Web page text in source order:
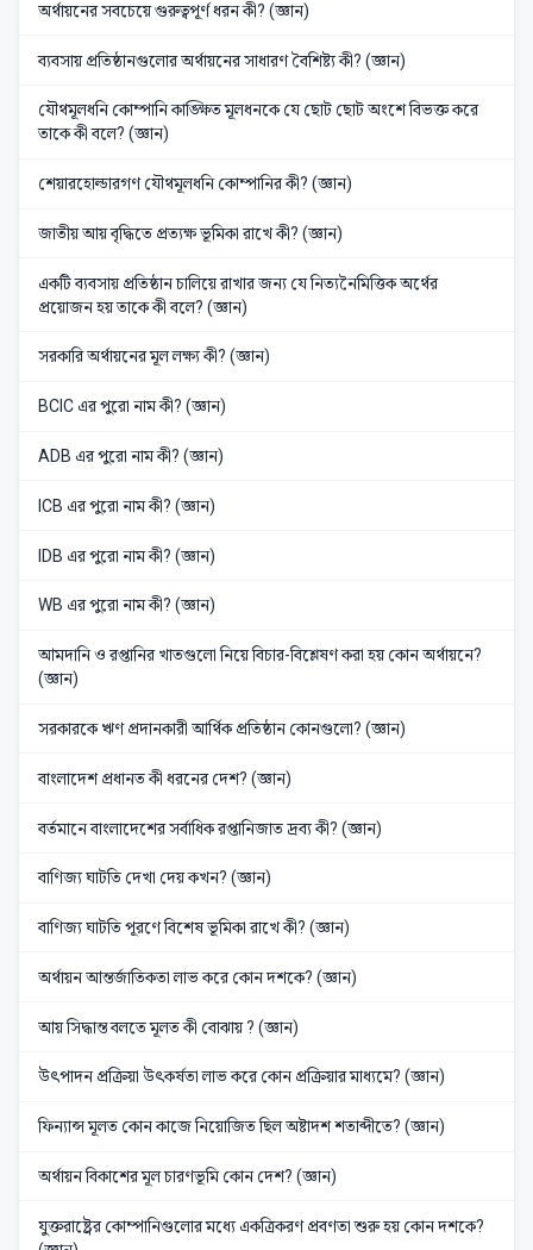
অর্থায়নের সবচেয়ে গুরুত্বপূর্ণ ধরন কী? (জ্ঞান)
ব্যবসায় প্রতিষ্ঠানগুলোর অর্থায়নের সাধারণ বৈশিষ্ট্য কী? (জ্ঞান)
যৌথমূলধনি কোম্পানি কাঙ্ক্ষিত মূলধনকে যে ছোট ছোট অংশে বিভক্ত করে
তাকে কী বলে? (জ্ঞান)
শেয়ারহোল্ডারগণ যৌথমূলধনি কোম্পানির কী? (জ্ঞান)
জাতীয় আয় বৃদ্ধিতে প্রত্যক্ষ ভূমিকা রাখে কী? (জ্ঞান)
একটি ব্যবসায় প্রতিষ্ঠান চালিয়ে রাখার জন্য যে নিত্যনৈমিত্তিক অর্থের
প্রয়োজন হয় তাকে কী বলে? (জ্ঞান)
সরকারি অর্থায়নের মূল লক্ষ্য কী? (জ্ঞান)
BCIC এর পুরো নাম কী? (জ্ঞান)
ADB এর পুরো নাম কী? (জ্ঞান)
ICB এর পুরো নাম কী? (জ্ঞান)
IDB এর পুরো নাম কী? (জ্ঞান)
WB এর পুরো নাম কী? (জ্ঞান)
আমদানি ও রপ্তানির খাতগুলো নিয়ে বিচার-বিশ্লেষণ করা হয় কোন অর্থায়নে?
(জ্ঞান)
সরকারকে ঋণ প্রদানকারী আর্থিক প্রতিষ্ঠান কোনগুলো? (জ্ঞান)
বাংলাদেশ প্রধানত কী ধরনের দেশ? (জ্ঞান)
বর্তমানে বাংলাদেশের সর্বাধিক রপ্তানিজাত দ্রব্য কী? (জ্ঞান)
বাণিজ্য ঘাটতি দেখা দেয় কখন? (জ্ঞান)
বাণিজ্য ঘাটতি পূরণে বিশেষ ভূমিকা রাখে কী? (জ্ঞান)
অর্থায়ন আন্তর্জাতিকতা লাভ করে কোন দশকে? (জ্ঞান)
আয় সিদ্ধান্ত বলতে মূলত কী বোঝায় ? (জ্ঞান)
উৎপাদন প্রক্রিয়া উৎকর্ষতা লাভ করে কোন প্রক্রিয়ার মাধ্যমে? (জ্ঞান)
ফিন্যান্স মূলত কোন কাজে নিয়োজিত ছিল অষ্টাদশ শতাব্দীতে? (জ্ঞান)
অর্থায়ন বিকাশের মূল চারণভূমি কোন দেশ? (জ্ঞান)
যুক্তরাষ্ট্রের কোম্পানিগুলোর মধ্যে একত্রিকরণ প্রবণতা শুরু হয় কোন দশকে?